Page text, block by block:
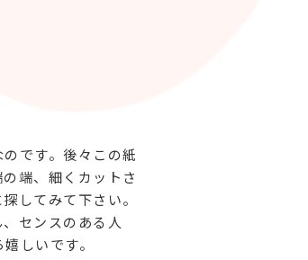
です。後々この紙
端、細くカットさ
してみて下さい。
センスのある人
しいです。